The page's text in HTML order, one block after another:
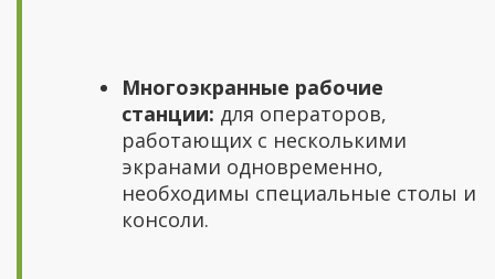
Многоэкранные рабочие
станции: для операторов,
работающих с несколькими
экранами одновременно,
необходимы специальные столы и
консоли.